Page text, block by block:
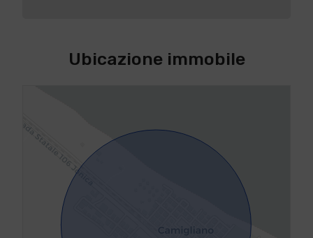
Ubicazione immobile